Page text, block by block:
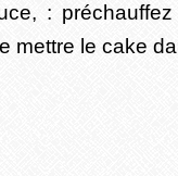
:
mettre le cake